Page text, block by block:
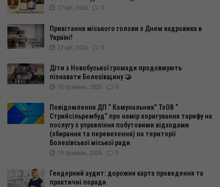
17 кві, 2026 0
Привітання міського голови з Днем кадровика в
Україні!
27 кві, 2026 0
Діти з Новобузької громади продовжують
пізнавати Болехівщину 🤝
15 травень, 2026 0
Повідомлення ДП “ Комунальник” ТзОВ “
Стрийсільрембуд” про намір коригування тарифу на
послугу з управління побутовими відходами
(збирання та перевезення) на території
Болехівської міської ради
19 травень, 2026 0
Гендерний аудит: дорожня карта проведення та
практичні поради